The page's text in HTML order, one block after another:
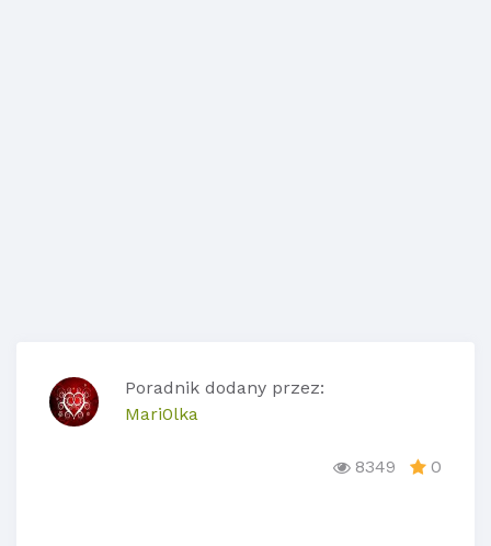
Poradnik dodany przez:
Mari0lka
8349 0